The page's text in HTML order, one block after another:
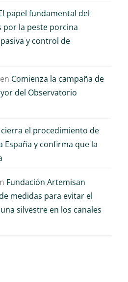
papel fundamental del
por la peste porcina
y control de
en Comienza la campaña de
del Observatorio
el procedimiento de
España y confirma que la
Fundación Artemisan
medidas para evitar el
silvestre en los canales